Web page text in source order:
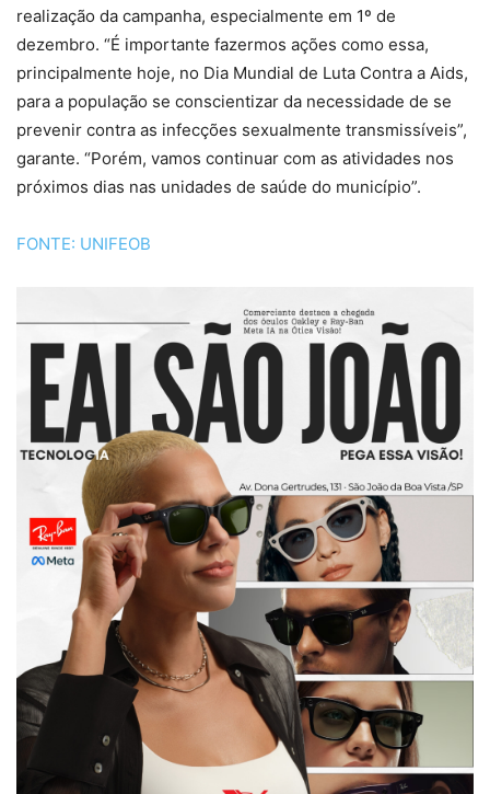
realização da campanha, especialmente em 1º de
dezembro. “É importante fazermos ações como essa,
principalmente hoje, no Dia Mundial de Luta Contra a Aids,
para a população se conscientizar da necessidade de se
prevenir contra as infecções sexualmente transmissíveis”,
garante. “Porém, vamos continuar com as atividades nos
próximos dias nas unidades de saúde do município”.
FONTE: UNIFEOB